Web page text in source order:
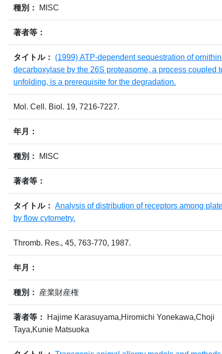
種別： MISC
著者等：
タイトル：
(1999) ATP-dependent sequestration of
decarboxylase by the 26S proteasome, a process coupled
unfolding, is a prerequisite for the degradation.
Mol. Cell. Biol. 19, 7216-7227.
年月：
種別： MISC
著者等：
タイトル： Analysis of distribution of receptors among
by flow cytometry.
Thromb. Res., 45, 763-770, 1987.
年月：
種別： 産業財産権
著者等：
Hajime Karasuyama,Hiromichi Yonekawa,Choji
Taya,Kunie Matsuoka